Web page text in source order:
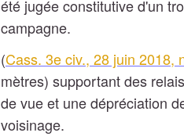
été jugée constitutive d'un
campagne.
(Cass. 3e civ., 28 juin 2018,
mètres) supportant des
de vue et une dépréciation
voisinage.